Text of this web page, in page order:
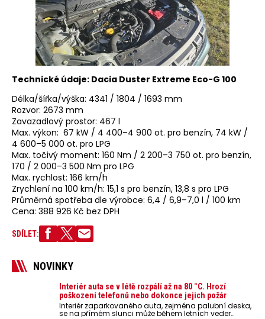
Technické údaje: Dacia Duster Extreme Eco-G 100
Délka/šířka/výška: 4341 / 1804 / 1693 mm
Rozvor: 2673 mm
Zavazadlový prostor: 467 l
Max. výkon: 67 kW / 4 400–4 900 ot. pro benzín, 74 kW /
4 600–5 000 ot. pro LPG
Max. točivý moment: 160 Nm / 2 200–3 750 ot. pro benzín,
170 / 2 000–3 500 Nm pro LPG
Max. rychlost: 166 km/h
Zrychlení na 100 km/h: 15,1 s pro benzín, 13,8 s pro LPG
Průměrná spotřeba dle výrobce: 6,4 / 6,9–7,0 l / 100 km
Cena: 388 926 Kč bez DPH
SDÍLET:
NOVINKY
Interiér auta se v létě rozpálí až na 80 °C. Hrozí
poškození telefonů nebo dokonce jejich požár
Interiér zaparkovaného auta, zejména palubní deska,
se na přímém slunci může během letních veder